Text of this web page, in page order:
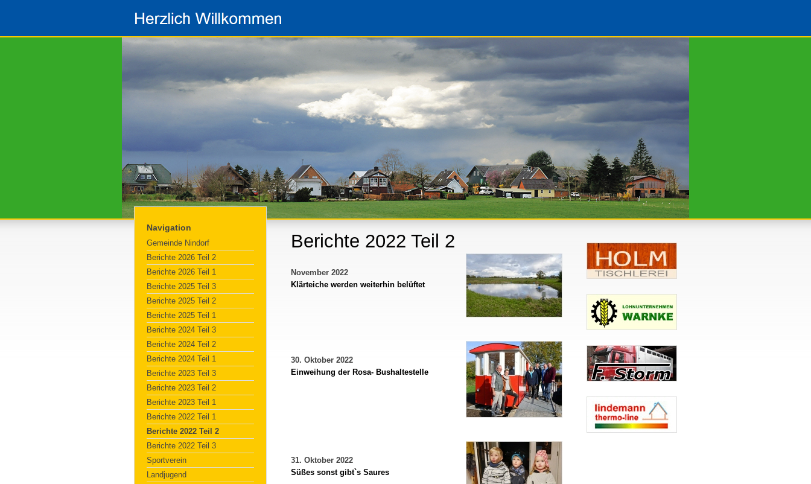
Navigation
Gemeinde Nindorf
Berichte 2026 Teil 2
Berichte 2026 Teil 1
Berichte 2025 Teil 3
Berichte 2025 Teil 2
Berichte 2025 Teil 1
Berichte 2024 Teil 3
Berichte 2024 Teil 2
Berichte 2024 Teil 1
Berichte 2023 Teil 3
Berichte 2023 Teil 2
Berichte 2023 Teil 1
Berichte 2022 Teil 1
Berichte 2022 Teil 2
Berichte 2022 Teil 3
Sportverein
Landjugend
Berichte 2022 Teil 2
November 2022
Klärteiche werden weiterhin belüftet
30. Oktober 2022
Einweihung der Rosa- Bushaltestelle
31. Oktober 2022
Süßes sonst gibt`s Saures